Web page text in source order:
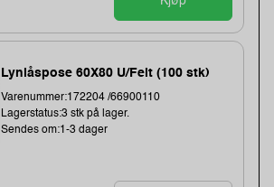
Lynlåspose 60X80 U/Felt (100 stk)
Varenummer:172204 /66900110
Lagerstatus:3 stk på lager.
Sendes om:1-3 dager